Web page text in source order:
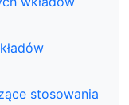
stosowania